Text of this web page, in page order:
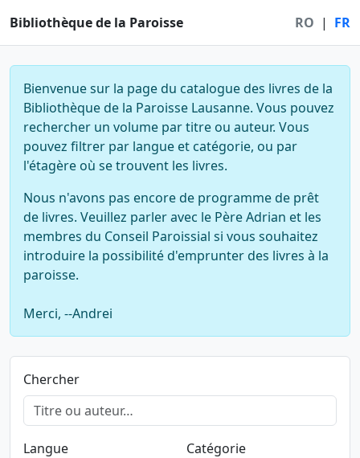
Bibliothèque de la Paroisse RO | FR
Bienvenue sur la page du catalogue des livres de la
Bibliothèque de la Paroisse Lausanne. Vous pouvez
rechercher un volume par titre ou auteur. Vous
pouvez filtrer par langue et catégorie, ou par
l'étagère où se trouvent les livres.
Nous n'avons pas encore de programme de prêt
de livres. Veuillez parler avec le Père Adrian et les
membres du Conseil Paroissial si vous souhaitez
introduire la possibilité d'emprunter des livres à la
paroisse.
Merci, --Andrei
Chercher
Langue Catégorie